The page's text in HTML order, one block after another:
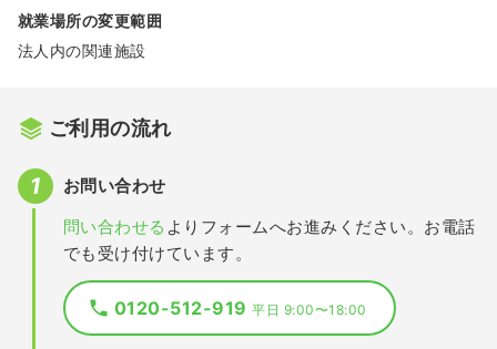
就業場所の変更範囲
法人内の関連施設
ご利用の流れ
お問い合わせ
問い合わせる よりフォームへお進みください。お電話
でも受け付けています。
0120-512-919平日 9:00〜18:00